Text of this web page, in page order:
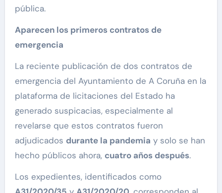
pública.
Aparecen los primeros contratos de
emergencia
La reciente publicación de dos contratos de
emergencia del Ayuntamiento de A Coruña en la
plataforma de licitaciones del Estado ha
generado suspicacias, especialmente al
revelarse que estos contratos fueron
adjudicados durante la pandemia y solo se han
hecho públicos ahora, cuatro años después.
Los expedientes, identificados como